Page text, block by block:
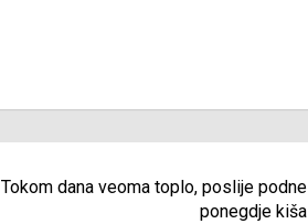
Tokom dana veoma toplo, poslije podne
ponegdje kiša